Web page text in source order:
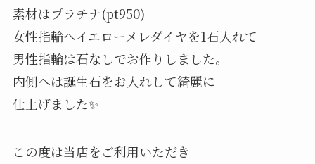
素材はプラチナ(pt950)
女性指輪へイエローメレダイヤを1石入れて
男性指輪は石なしでお作りしました。
内側へは誕生石をお入れして綺麗に
仕上げました✨
この度は当店をご利用いただき